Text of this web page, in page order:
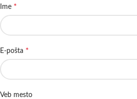
Ime *
E-pošta *
Veb mesto